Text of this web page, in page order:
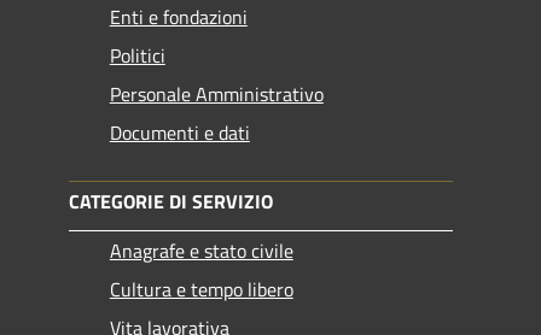
Enti e fondazioni
Politici
Personale Amministrativo
Documenti e dati
CATEGORIE DI SERVIZIO
Anagrafe e stato civile
Cultura e tempo libero
Vita lavorativa